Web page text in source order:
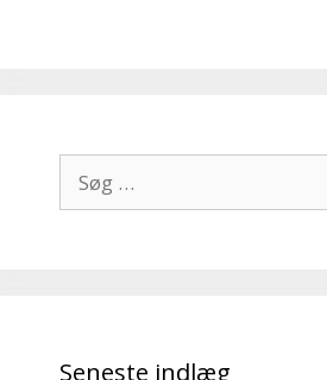
efter:
Seneste indlæg